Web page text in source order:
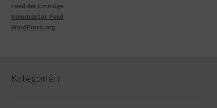
Feed der Einträge
Kommentar-Feed
WordPress.org
Kategorien